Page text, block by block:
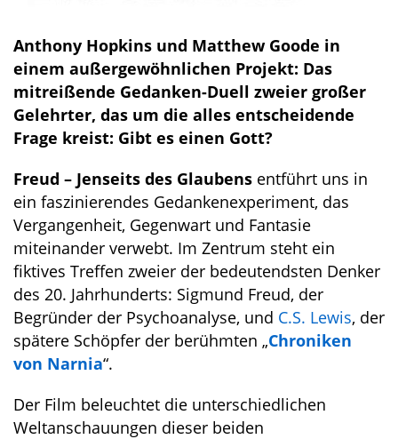
Anthony Hopkins und Matthew Goode in
einem außergewöhnlichen Projekt: Das
mitreißende Gedanken-Duell zweier großer
Gelehrter, das um die alles entscheidende
Frage kreist: Gibt es einen Gott?
Freud – Jenseits des Glaubens entführt uns in
ein faszinierendes Gedankenexperiment, das
Vergangenheit, Gegenwart und Fantasie
miteinander verwebt. Im Zentrum steht ein
fiktives Treffen zweier der bedeutendsten Denker
des 20. Jahrhunderts: Sigmund Freud, der
Begründer der Psychoanalyse, und C.S. Lewis, der
spätere Schöpfer der berühmten „Chroniken
von Narnia“.
Der Film beleuchtet die unterschiedlichen
Weltanschauungen dieser beiden